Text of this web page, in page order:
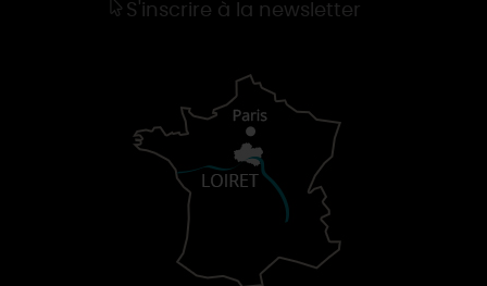
S'inscrire à la newsletter